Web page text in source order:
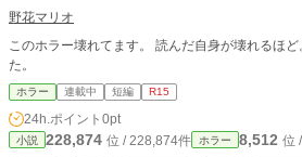
野花マリオ
このホラー壊れてます。 読んだ自身が壊れるほ
た。
ホラー 連載中 短編 R15
24h.ポイント 0pt
小説 228,874 位 / 228,874件 ホラー 8,512 位